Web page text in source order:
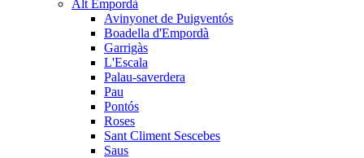
Alt Empordà
Avinyonet de Puigventós
Boadella d'Empordà
Garrigàs
L'Escala
Palau-saverdera
Pau
Pontós
Roses
Sant Climent Sescebes
Saus